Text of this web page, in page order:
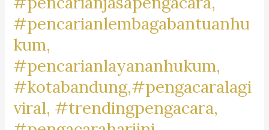
#pengacarapalingbanyakdicari,
#pengacaratanah,
#pengacarashm,
#aktivitaslawyer,
#caripengacaradigoogle,
#pengacarapalingtop,
#googletrend,
#googletrending,
#pencarianlembagabantuanhu
kum,
#pencarianlayananhukum,
#kotabandung,#pengacaralagi
viral, #trendingpengacara,